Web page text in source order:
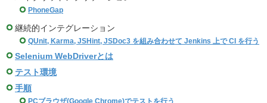
PhoneGap
継続的インテグレーション
QUnit, Karma, JSHint, JSDoc3 を組み合わせて Jenkins 上で CI を行う
Selenium WebDriverとは
テスト環境
手順
PCブラウザ(Google Chrome)でテストを行う